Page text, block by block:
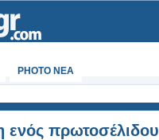
PHOTO NEA
πρωτοσέλιδου